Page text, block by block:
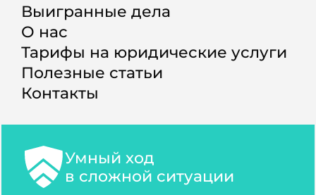
Выигранные дела
О нас
Тарифы на юридические услуги
Полезные статьи
Контакты
Умный ход
в сложной ситуации